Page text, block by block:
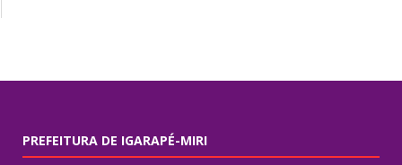
PREFEITURA DE IGARAPÉ-MIRI